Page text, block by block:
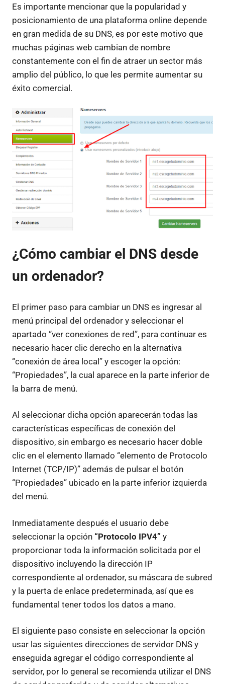
Es importante mencionar que la popularidad y
posicionamiento de una plataforma online depende
en gran medida de su DNS, es por este motivo que
muchas páginas web cambian de nombre
constantemente con el fin de atraer un sector más
amplio del público, lo que les permite aumentar su
éxito comercial.
¿Cómo cambiar el DNS desde
un ordenador?
El primer paso para cambiar un DNS es ingresar al
menú principal del ordenador y seleccionar el
apartado “ver conexiones de red”, para continuar es
necesario hacer clic derecho en la alternativa
“conexión de área local” y escoger la opción:
“Propiedades”, la cual aparece en la parte inferior de
la barra de menú.
Al seleccionar dicha opción aparecerán todas las
características específicas de conexión del
dispositivo, sin embargo es necesario hacer doble
clic en el elemento llamado “elemento de Protocolo
Internet (TCP/IP)” además de pulsar el botón
“Propiedades” ubicado en la parte inferior izquierda
del menú.
Inmediatamente después el usuario debe
seleccionar la opción “Protocolo IPV4” y
proporcionar toda la información solicitada por el
dispositivo incluyendo la dirección IP
correspondiente al ordenador, su máscara de subred
y la puerta de enlace predeterminada, así que es
fundamental tener todos los datos a mano.
El siguiente paso consiste en seleccionar la opción
usar las siguientes direcciones de servidor DNS y
enseguida agregar el código correspondiente al
servidor, por lo general se recomienda utilizar el DNS